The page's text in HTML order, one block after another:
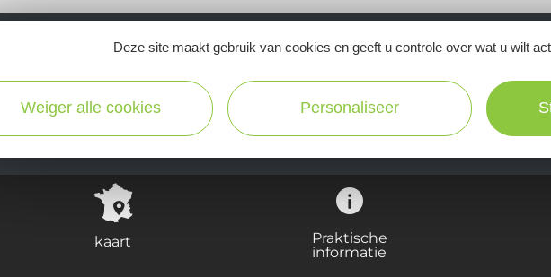
Ne manquez pas notre newsletter mensuelle
inspirer pour profiter pleinement de votre
kaart
Praktische
informatie
Deze site maakt gebruik van cookies en geeft u controle over wat u wilt
Weiger alle cookies Personaliseer